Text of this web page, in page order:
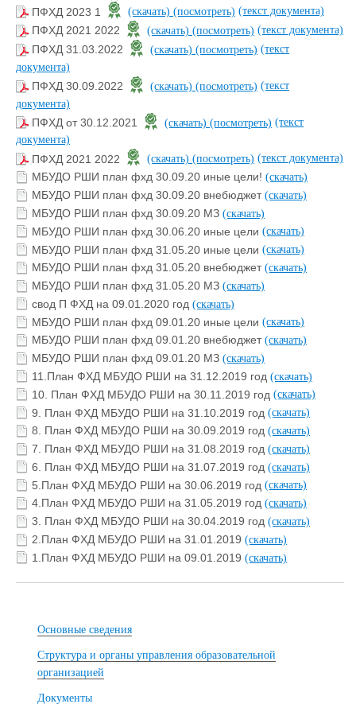
ПФХД 2023 1 (скачать) (посмотреть) (текст документа)
ПФХД 2021 2022 (скачать) (посмотреть) (текст документа)
ПФХД 31.03.2022 (скачать) (посмотреть) (текст
документа)
ПФХД 30.09.2022 (скачать) (посмотреть) (текст
документа)
ПФХД от 30.12.2021 (скачать) (посмотреть) (текст
документа)
ПФХД 2021 2022 (скачать) (посмотреть) (текст документа)
МБУДО РШИ план фхд 30.09.20 иные цели! (скачать)
МБУДО РШИ план фхд 30.09.20 внебюджет (скачать)
МБУДО РШИ план фхд 30.09.20 МЗ (скачать)
МБУДО РШИ план фхд 30.06.20 иные цели (скачать)
МБУДО РШИ план фхд 31.05.20 иные цели (скачать)
МБУДО РШИ план фхд 31.05.20 внебюджет (скачать)
МБУДО РШИ план фхд 31.05.20 МЗ (скачать)
свод П ФХД на 09.01.2020 год (скачать)
МБУДО РШИ план фхд 09.01.20 иные цели (скачать)
МБУДО РШИ план фхд 09.01.20 внебюджет (скачать)
МБУДО РШИ план фхд 09.01.20 МЗ (скачать)
11.План ФХД МБУДО РШИ на 31.12.2019 год (скачать)
10. План ФХД МБУДО РШИ на 30.11.2019 год (скачать)
9. План ФХД МБУДО РШИ на 31.10.2019 год (скачать)
8. План ФХД МБУДО РШИ на 30.09.2019 год (скачать)
7. План ФХД МБУДО РШИ на 31.08.2019 год (скачать)
6. План ФХД МБУДО РШИ на 31.07.2019 год (скачать)
5.План ФХД МБУДО РШИ на 30.06.2019 год (скачать)
4.План ФХД МБУДО РШИ на 31.05.2019 год (скачать)
3. План ФХД МБУДО РШИ на 30.04.2019 год (скачать)
2.План ФХД МБУДО РШИ на 31.01.2019 (скачать)
1.План ФХД МБУДО РШИ на 09.01.2019 (скачать)
Основные сведения
Структура и органы управления образовательной
организацией
Документы